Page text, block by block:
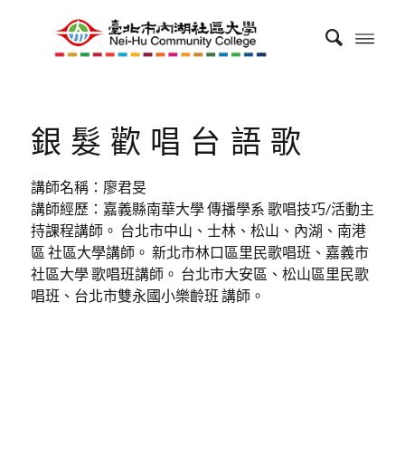
銀髮歡唱台語歌
講師名稱：廖君旻
講師經歷：嘉義縣南華大學 傳播學系 歌唱技巧/活動主
持課程講師。 台北市中山、士林、松山、內湖、南港
區 社區大學講師。 新北市林口區里民歌唱班、嘉義市
社區大學 歌唱班講師。 台北市大安區、松山區里民歌
唱班、台北市雙永國小樂齡班 講師。